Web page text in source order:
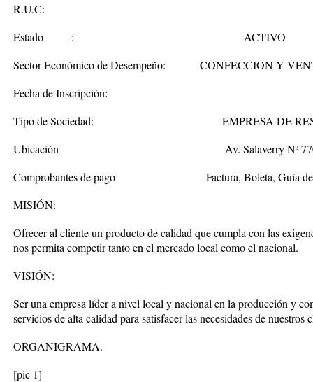
R.U.C:
Estado : ACTIVO
Sector Económico de Desempeño: CONFECCION Y
Fecha de Inscripción:
Tipo de Sociedad: EMPRESA DE
Ubicación Av. Salaverry Nª
Comprobantes de pago Factura, Boleta, Guía
MISIÓN:
Ofrecer al cliente un producto de calidad que cumpla con las
nos permita competir tanto en el mercado local como el nacional.
VISIÓN:
Ser una empresa líder a nivel local y nacional en la producción y
servicios de alta calidad para satisfacer las necesidades de nuestros
ORGANIGRAMA.
[pic 1]